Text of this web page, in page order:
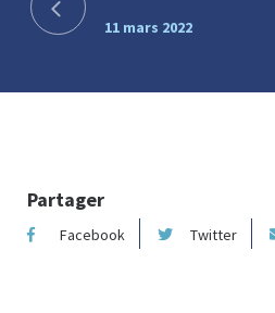
11 mars 2022
Partager
Facebook Twitter